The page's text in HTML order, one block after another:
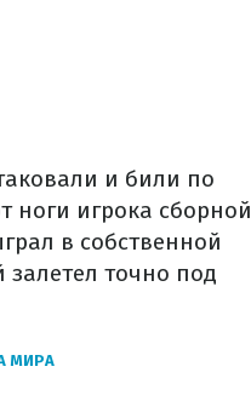
и били по
ноги игрока сборной
в собственной
точно под
МИРА